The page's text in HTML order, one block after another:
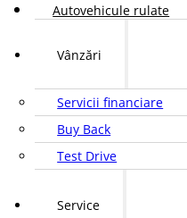
Autovehicule rulate
Vânzări
Servicii financiare
Buy Back
Test Drive
Service